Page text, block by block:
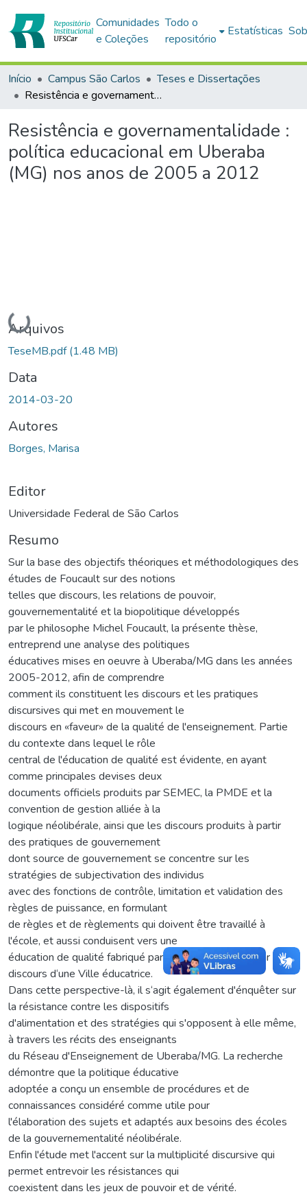
Comunidades
e Coleções
Todo o
repositório
Estatísticas
Início Campus São Carlos
Teses e Dissertações
Resistência e governamentalidade : política educacional em Uberaba (MG) nos anos de 2005 a 2012
Resistência e governamentalidade :
política educacional em Uberaba
(MG) nos anos de 2005 a 2012
Carregando...
Arquivos
TeseMB.pdf(1.48 MB)
Data
2014-03-20
Autores
Borges, Marisa
Editor
Universidade Federal de São Carlos
Resumo
Sur la base des objectifs théoriques et méthodologiques des
études de Foucault sur des notions
telles que discours, les relations de pouvoir,
gouvernementalité et la biopolitique développés
par le philosophe Michel Foucault, la présente thèse,
entreprend une analyse des politiques
éducatives mises en oeuvre à Uberaba/MG dans les années
2005-2012, afin de comprendre
comment ils constituent les discours et les pratiques
discursives qui met en mouvement le
discours en «faveur» de la qualité de l'enseignement. Partie
du contexte dans lequel le rôle
central de l'éducation de qualité est évidente, en ayant
comme principales devises deux
documents officiels produits par SEMEC, la PMDE et la
convention de gestion alliée à la
logique néolibérale, ainsi que les discours produits à partir
des pratiques de gouvernement
dont source de gouvernement se concentre sur les
stratégies de subjectivation des individus
avec des fonctions de contrôle, limitation et validation des
règles de puissance, en formulant
de règles et de règlements qui doivent être travaillé à
l'école, et aussi conduisent vers une
éducation de qualité fabriqué par les statistiques et par le
discours d‘une Ville éducatrice.
Dans cette perspective-là, il s‘agit également d'énquêter sur
la résistance contre les dispositifs
d'alimentation et des stratégies qui s'opposent à elle même,
à travers les récits des enseignants
du Réseau d'Enseignement de Uberaba/MG. La recherche
démontre que la politique éducative
adoptée a conçu un ensemble de procédures et de
connaissances considéré comme utile pour
l'élaboration des sujets et adaptés aux besoins des écoles
de la gouvernementalité néolibérale.
Enfin l'étude met l'accent sur la multiplicité discursive qui
permet entrevoir les résistances qui
coexistent dans les jeux de pouvoir et de vérité.